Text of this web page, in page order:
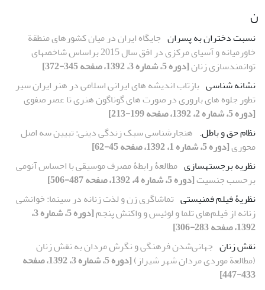
ن
نسبت دختران به پسران جایگاه ایران در میان کشورهای منطقة
خاورمیانه و آسیای مرکزی در افق سال 2015 براساس شاخص‏های
توانمندسازی زنان[دوره 5، شماره 3، 1392، صفحه 345-372]
نشانه شناسی بازتاب اندیشه های ایرانی اسلامی در هنر ایران سیر
تطور جلوه های باروری در صورت های گوناگون هنری تا عصر صفوی
[دوره 5، شماره 2، 1392، صفحه 199-213]
نظام حق و باطل. هنجارشناسی سبک زندگی دینی: تبیین سه اصل
محوری[دوره 5، شماره 1، 1392، صفحه 45-62]
نظریه برجسته‏سازی مطالعۀ رابطۀ مصرف موسیقی با احساس آنومی
بر‌حسب جنسیت[دوره 5، شماره 4، 1392، صفحه 487-506]
نظریۀ فیلم فمنیستی تماشاگری زن و لذت زنانه در سینما: خوانشی
زنانه از فیلم‌های تلما و لوئیس و واکنش پنجم
[دوره 5، شماره 3،
1392، صفحه 283-306]
نقش زنان جهانی‌شدن فرهنگی و نگرش مردان به نقش زنان
(مطالعة موردی مردان شهر شیراز)
[دوره 5، شماره 3، 1392، صفحه
433-447]